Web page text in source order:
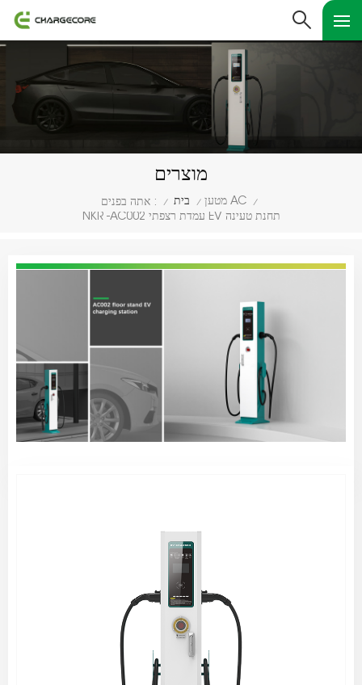
מוצרים
אתה בפנים : / בית / מטען AC /
NKR -AC002 עמדת רצפתי EV תחנת טעינה